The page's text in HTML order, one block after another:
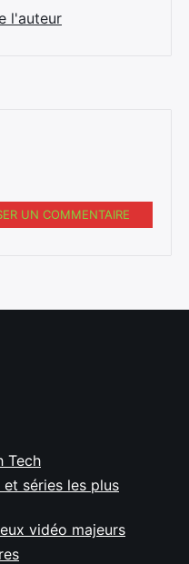
l'auteur
UN COMMENTAIRE
Tech
séries les plus
vidéo majeurs